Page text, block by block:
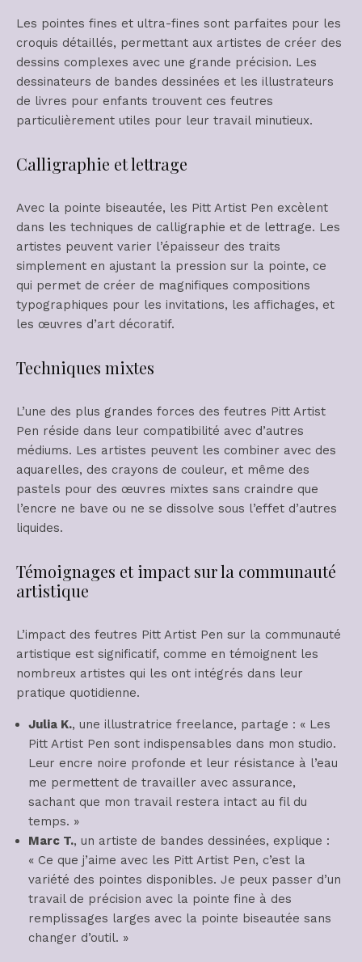
Les pointes fines et ultra-fines sont parfaites pour les
croquis détaillés, permettant aux artistes de créer des
dessins complexes avec une grande précision. Les
dessinateurs de bandes dessinées et les illustrateurs
de livres pour enfants trouvent ces feutres
particulièrement utiles pour leur travail minutieux.
Calligraphie et lettrage
Avec la pointe biseautée, les Pitt Artist Pen excèlent
dans les techniques de calligraphie et de lettrage. Les
artistes peuvent varier l’épaisseur des traits
simplement en ajustant la pression sur la pointe, ce
qui permet de créer de magnifiques compositions
typographiques pour les invitations, les affichages, et
les œuvres d’art décoratif.
Techniques mixtes
L’une des plus grandes forces des feutres Pitt Artist
Pen réside dans leur compatibilité avec d’autres
médiums. Les artistes peuvent les combiner avec des
aquarelles, des crayons de couleur, et même des
pastels pour des œuvres mixtes sans craindre que
l’encre ne bave ou ne se dissolve sous l’effet d’autres
liquides.
Témoignages et impact sur la communauté
artistique
L’impact des feutres Pitt Artist Pen sur la communauté
artistique est significatif, comme en témoignent les
nombreux artistes qui les ont intégrés dans leur
pratique quotidienne.
Julia K., une illustratrice freelance, partage : « Les
Pitt Artist Pen sont indispensables dans mon studio.
Leur encre noire profonde et leur résistance à l’eau
me permettent de travailler avec assurance,
sachant que mon travail restera intact au fil du
temps. »
Marc T., un artiste de bandes dessinées, explique :
« Ce que j’aime avec les Pitt Artist Pen, c’est la
variété des pointes disponibles. Je peux passer d’un
travail de précision avec la pointe fine à des
remplissages larges avec la pointe biseautée sans
changer d’outil. »